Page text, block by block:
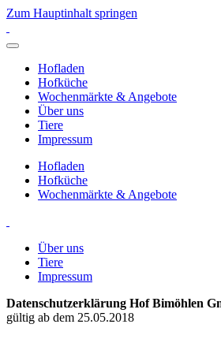
Zum Hauptinhalt springen
Hofladen
Hofküche
Wochenmärkte & Angebote
Über uns
Tiere
Impressum
Hofladen
Hofküche
Wochenmärkte & Angebote
Über uns
Tiere
Impressum
Datenschutzerklärung Hof Bimöhlen
gültig ab dem 25.05.2018